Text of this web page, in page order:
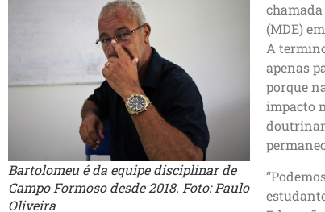
Bartolomeu é da equipe disciplinar de
Campo Formoso desde 2018. Foto: Paulo
Oliveira
(MDE)
A
apenas
porque
impacto